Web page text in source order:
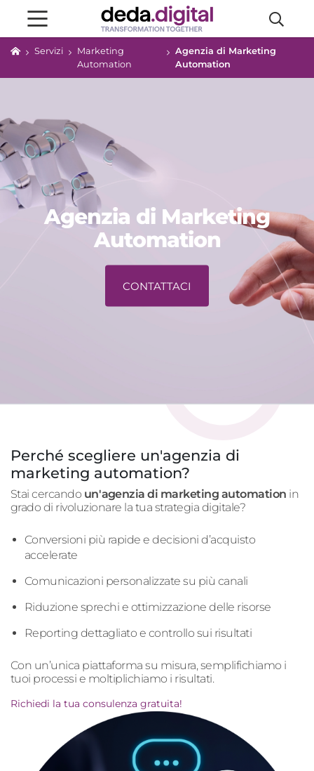
Servizi
Marketing
Automation
Agenzia di Marketing
Automation
Agenzia di Marketing
Automation
CONTATTACI
Perché scegliere un'agenzia di
marketing automation?
Stai cercando un'agenzia di marketing automation in
grado di rivoluzionare la tua strategia digitale?
Conversioni più rapide e decisioni d’acquisto
accelerate
Comunicazioni personalizzate su più canali
Riduzione sprechi e ottimizzazione delle risorse
Reporting dettagliato e controllo sui risultati
Con un’unica piattaforma su misura, semplifichiamo i
tuoi processi e moltiplichiamo i risultati.
Richiedi la tua consulenza gratuita!